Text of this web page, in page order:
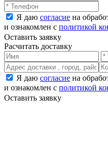
Я даю согласие на
и ознакомлен с политикой
Оставить заявку
Расчитать доставку
Я даю согласие на
и ознакомлен с политикой
Оставить заявку